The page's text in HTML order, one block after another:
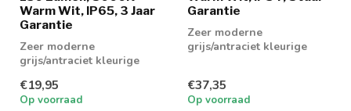
Warm Wit, IP65, 3 Jaar
Garantie
Zeer moderne
grijs/antraciet kleurige
geïntegreerd led
verlichtin...
€19,95
Op voorraad
Garantie
Zeer moderne
grijs/antraciet kleurige
€37,35
Op voorraad